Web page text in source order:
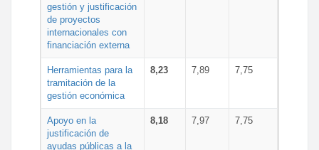
gestión y justificación
de proyectos
internacionales con
financiación externa
Herramientas para la
tramitación de la
gestión económica
8,23 7,89 7,75
Apoyo en la
justificación de
ayudas públicas a la
8,18 7,97 7,75